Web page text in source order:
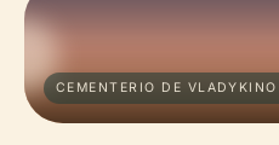
CEMENTERIO DE VLADYKINO